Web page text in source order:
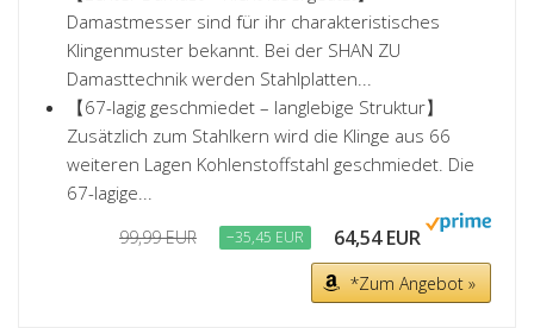
Damastmesser sind für ihr charakteristisches
Klingenmuster bekannt. Bei der SHAN ZU
Damasttechnik werden Stahlplatten...
【67-lagig geschmiedet – langlebige Struktur】
Zusätzlich zum Stahlkern wird die Klinge aus 66
weiteren Lagen Kohlenstoffstahl geschmiedet. Die
67-lagige...
99,99 EUR −35,45 EUR 64,54 EUR
*Zum Angebot »